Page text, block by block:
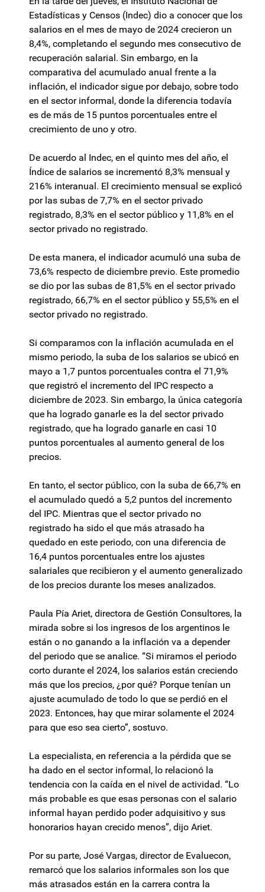
Estadísticas y Censos (Indec) dio a conocer que los
salarios en el mes de mayo de 2024 crecieron un
8,4%, completando el segundo mes consecutivo de
recuperación salarial. Sin embargo, en la
comparativa del acumulado anual frente a la
inflación, el indicador sigue por debajo, sobre todo
en el sector informal, donde la diferencia todavía
es de más de 15 puntos porcentuales entre el
crecimiento de uno y otro.
De acuerdo al Indec, en el quinto mes del año, el
Índice de salarios se incrementó 8,3% mensual y
216% interanual. El crecimiento mensual se explicó
por las subas de 7,7% en el sector privado
registrado, 8,3% en el sector público y 11,8% en el
sector privado no registrado.
De esta manera, el indicador acumuló una suba de
73,6% respecto de diciembre previo. Este promedio
se dio por las subas de 81,5% en el sector privado
registrado, 66,7% en el sector público y 55,5% en el
sector privado no registrado.
Si comparamos con la inflación acumulada en el
mismo periodo, la suba de los salarios se ubicó en
mayo a 1,7 puntos porcentuales contra el 71,9%
que registró el incremento del IPC respecto a
diciembre de 2023. Sin embargo, la única categoría
que ha logrado ganarle es la del sector privado
registrado, que ha logrado ganarle en casi 10
puntos porcentuales al aumento general de los
precios.
En tanto, el sector público, con la suba de 66,7% en
el acumulado quedó a 5,2 puntos del incremento
del IPC. Mientras que el sector privado no
registrado ha sido el que más atrasado ha
quedado en este periodo, con una diferencia de
16,4 puntos porcentuales entre los ajustes
salariales que recibieron y el aumento generalizado
de los precios durante los meses analizados.
Paula Pía Ariet, directora de Gestión Consultores, la
mirada sobre si los ingresos de los argentinos le
están o no ganando a la inflación va a depender
del periodo que se analice. “Si miramos el periodo
corto durante el 2024, los salarios están creciendo
más que los precios, ¿por qué? Porque tenían un
ajuste acumulado de todo lo que se perdió en el
2023. Entonces, hay que mirar solamente el 2024
para que eso sea cierto”, sostuvo.
La especialista, en referencia a la pérdida que se
ha dado en el sector informal, lo relacionó la
tendencia con la caída en el nivel de actividad. “Lo
más probable es que esas personas con el salario
informal hayan perdido poder adquisitivo y sus
honorarios hayan crecido menos”, dijo Ariet.
Por su parte, José Vargas, director de Evaluecon,
remarcó que los salarios informales son los que
más atrasados están en la carrera contra la